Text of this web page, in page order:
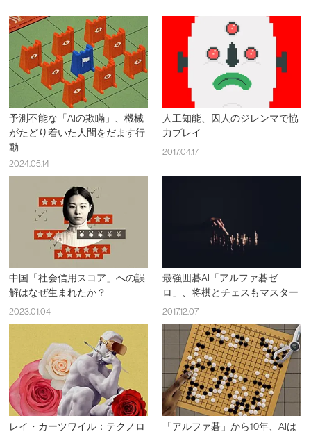
予測不能な「AIの欺瞞」、機械
がたどり着いた人間をだます行
動
2024.05.14
人工知能、囚人のジレンマで協
力プレイ
2017.04.17
中国「社会信用スコア」への誤
解はなぜ生まれたか？
2023.01.04
最強囲碁AI「アルファ碁ゼ
ロ」、将棋とチェスもマスター
2017.12.07
レイ・カーツワイル：テクノロ
「アルファ碁」から10年、AIは